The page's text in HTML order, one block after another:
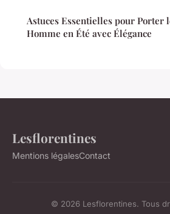
Astuces Essentielles pour Porter
Homme en Été avec Élégance
Lesflorentines
Mentions légalesContact
© 2026 Lesflorentines. Tous